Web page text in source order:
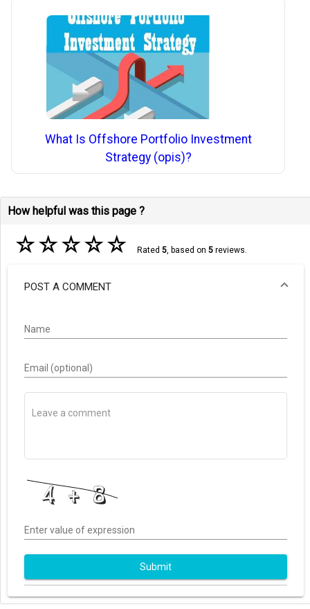
What Is Offshore Portfolio Investment
Strategy (opis)?
How helpful was this page ?
☆☆☆☆☆ Rated 5, based on 5reviews.
POST A COMMENT
Name
Email (optional)
Enter value of expression
Submit